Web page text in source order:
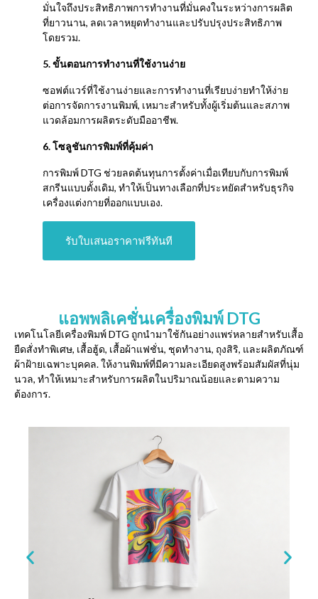
มั่นใจถึงประสิทธิภาพการทำงานที่มั่นคงในระหว่างการผลิต
ที่ยาวนาน, ลดเวลาหยุดทำงานและปรับปรุงประสิทธิภาพ
โดยรวม.
5. ขั้นตอนการทำงานที่ใช้งานง่าย
ซอฟต์แวร์ที่ใช้งานง่ายและการทำงานที่เรียบง่ายทำให้ง่าย
ต่อการจัดการงานพิมพ์, เหมาะสำหรับทั้งผู้เริ่มต้นและสภาพ
แวดล้อมการผลิตระดับมืออาชีพ.
6. โซลูชันการพิมพ์ที่คุ้มค่า
การพิมพ์ DTG ช่วยลดต้นทุนการตั้งค่าเมื่อเทียบกับการพิมพ์
สกรีนแบบดั้งเดิม, ทำให้เป็นทางเลือกที่ประหยัดสำหรับธุรกิจ
เครื่องแต่งกายที่ออกแบบเอง.
รับใบเสนอราคาฟรีทันที
แอพพลิเคชั่นเครื่องพิมพ์ DTG
เทคโนโลยีเครื่องพิมพ์ DTG ถูกนำมาใช้กันอย่างแพร่หลายสำหรับเสื้อ
ยืดสั่งทำพิเศษ, เสื้อฮู้ด, เสื้อผ้าแฟชั่น, ชุดทำงาน, ถุงสิริ, และผลิตภัณฑ์
ผ้าฝ้ายเฉพาะบุคคล. ให้งานพิมพ์ที่มีความละเอียดสูงพร้อมสัมผัสที่นุ่ม
นวล, ทำให้เหมาะสำหรับการผลิตในปริมาณน้อยและตามความ
ต้องการ.